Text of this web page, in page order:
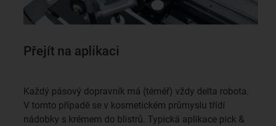
Přejít na aplikaci
Každý pásový dopravník má (téměř) vždy delta robota.
V tomto případě se v kosmetickém průmyslu třídí
nádobky s krémem do blistrů. Typická aplikace pick &